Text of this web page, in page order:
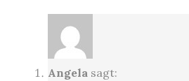
Angela sagt: